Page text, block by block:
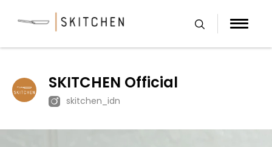
SKITCHEN Official
skitchen_idn